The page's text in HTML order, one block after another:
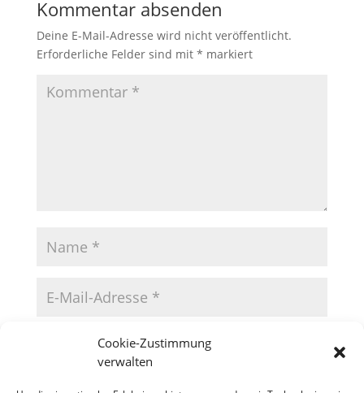
Cookie-Zustimmung
verwalten
Kommentar absenden
Deine E-Mail-Adresse wird nicht veröffentlicht.
Erforderliche Felder sind mit * markiert